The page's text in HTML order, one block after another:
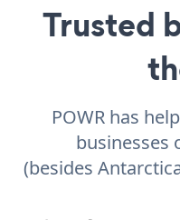
Trusted
POWR has
businesses
(besides